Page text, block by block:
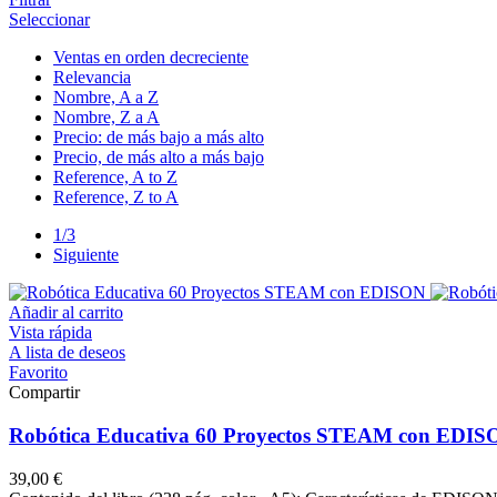
Seleccionar
Ventas en orden decreciente
Relevancia
Nombre, A a Z
Nombre, Z a A
Precio: de más bajo a más alto
Precio, de más alto a más bajo
Reference, A to Z
Reference, Z to A
1/3
Siguiente
Añadir al carrito
Vista rápida
A lista de deseos
Favorito
Compartir
Robótica Educativa 60 Proyectos STEAM con
39,00 €